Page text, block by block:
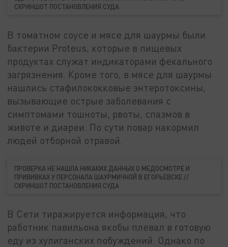
СКРИНШОТ ПОСТАНОВЛЕНИЯ СУДА
В томатном соусе и мясе для шаурмы были
бактерии Proteus, которые в пищевых
продуктах служат индикаторами фекального
загрязнения. Кроме того, в мясе для шаурмы
нашлись стафилококковые энтеротоксины,
вызывающие острые заболевания с
симптомами тошноты, рвоты, спазмов в
животе и диареи. По сути повар накормил
людей отборной отравой.
ПРОВЕРКА НЕ НАШЛА НИКАКИХ ДАННЫХ О МЕДОСМОТРЕ И
ПРИВИВКАХ У ПЕРСОНАЛА ШАУРМИЧНОЙ В ЕГОРЬЕВСКЕ //
СКРИНШОТ ПОСТАНОВЛЕНИЯ СУДА
В Сети тиражируется информация, что
работник павильона якобы плевал в готовую
еду из хулиганских побуждений. Однако по